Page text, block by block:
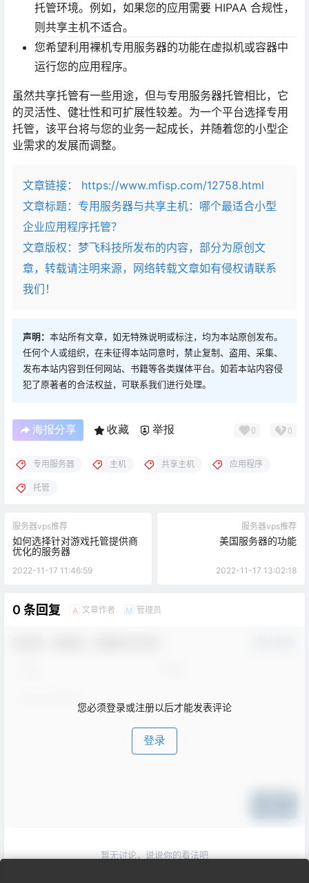
托管环境。例如，如果您的应用需要 HIPAA 合规性，
则共享主机不适合。
您希望利用裸机专用服务器的功能在虚拟机或容器中
运行您的应用程序。
虽然共享托管有一些用途，但与专用服务器托管相比，它
的灵活性、健壮性和可扩展性较差。为一个平台选择专用
托管，该平台将与您的业务一起成长，并随着您的小型企
业需求的发展而调整。
文章链接：
https://www.mfisp.com/12758.html
文章标题： 专用服务器与共享主机：哪个最适合小型
企业应用程序托管？
文章版权：梦飞科技所发布的内容，部分为原创文
章，转载请注明来源，网络转载文章如有侵权请联系
我们！
声明： 本站所有文章，如无特殊说明或标注，均为本站原创发布。
任何个人或组织，在未征得本站同意时，禁止复制、盗用、采集、
发布本站内容到任何网站、书籍等各类媒体平台。如若本站内容侵
犯了原著者的合法权益，可联系我们进行处理。
海报分享 收藏 举报 0 0
专用服务器 主机 共享主机 应用程序
托管
服务器vps推荐
如何选择针对游戏托管提供商
优化的服务器
2022-11-17 11:46:59
服务器vps推荐
美国服务器的功能
2022-11-17 13:02:18
0 条回复 A 文章作者 M 管理员
您必须登录或注册以后才能发表评论
登录
暂无讨论，说说你的看法吧